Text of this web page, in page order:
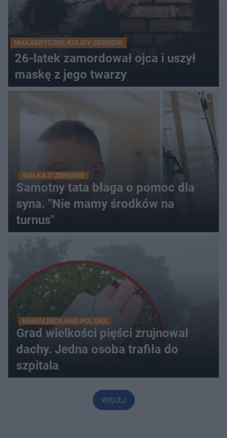
MAKABRYCZNE KULISY ZBRODNI
26-latek zamordował ojca i uszył
maskę z jego twarzy
WALKA O ZDROWIE
Samotny tata błaga o pomoc dla
syna. "Nie mamy środków na
turnus"
NAWAŁNICA NAD POLSKĄ
Grad wielkości pięści zrujnował
dachy. Jedna osoba trafiła do
szpitala
WIĘCEJ